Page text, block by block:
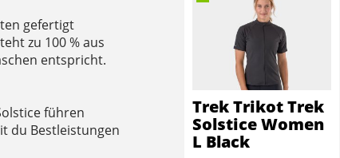
gefertigt
zu 100 % aus
entspricht.
führen
du Bestleistungen
Trek Trikot Trek
Solstice Women
L Black